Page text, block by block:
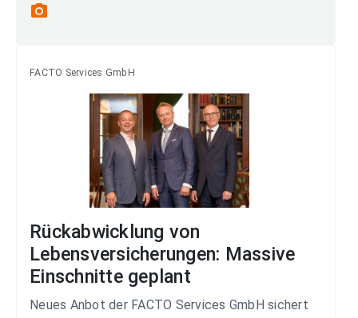
photo_camera
FACTO Services GmbH
Rückabwicklung von
Lebensversicherungen: Massive
Einschnitte geplant
Neues Anbot der FACTO Services GmbH sichert